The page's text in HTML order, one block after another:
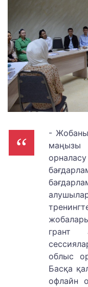
- Жобаны
маңызы
грант
облыс
Басқа
офлайн